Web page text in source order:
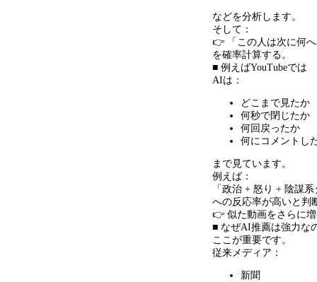
などを分析します。
そして：
👉 「この人は次に何
を確率計算する。
■ 例えばYouTubeでは
AIは：
どこまで見たか
何秒で閉じたか
何回戻ったか
何にコメントし
まで見ています。
例えば：
「政治 + 怒り + 陰謀
への反応率が高いと判
👉 似た動画をさらに
■ なぜAI推薦は強力な
ここが重要です。
従来メディア：
新聞